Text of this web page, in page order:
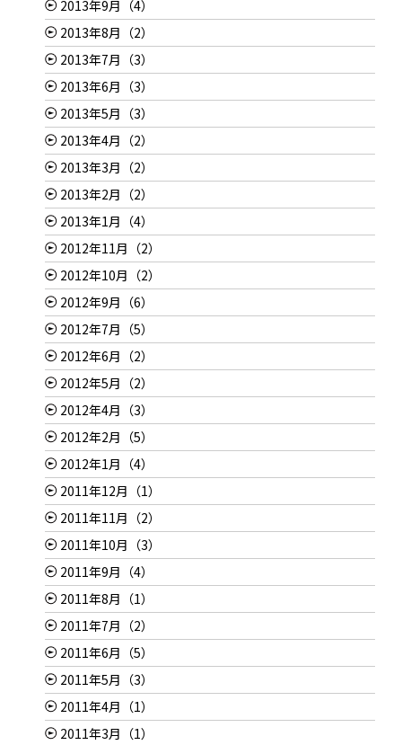
2013年9月（4）
2013年8月（2）
2013年7月（3）
2013年6月（3）
2013年5月（3）
2013年4月（2）
2013年3月（2）
2013年2月（2）
2013年1月（4）
2012年11月（2）
2012年10月（2）
2012年9月（6）
2012年7月（5）
2012年6月（2）
2012年5月（2）
2012年4月（3）
2012年2月（5）
2012年1月（4）
2011年12月（1）
2011年11月（2）
2011年10月（3）
2011年9月（4）
2011年8月（1）
2011年7月（2）
2011年6月（5）
2011年5月（3）
2011年4月（1）
2011年3月（1）